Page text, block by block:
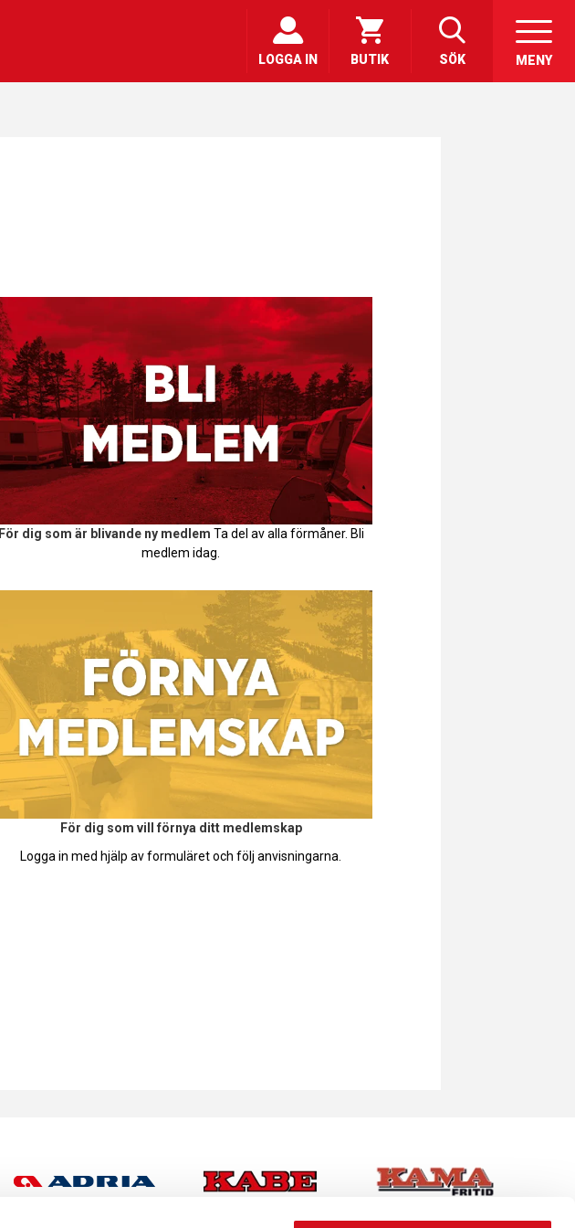
LOGGA IN BUTIK SÖK MENY
För dig som är blivande ny medlem Ta del av alla förmåner. Bli
medlem idag.
För dig som vill förnya ditt medlemskap
Logga in med hjälp av formuläret och följ anvisningarna.